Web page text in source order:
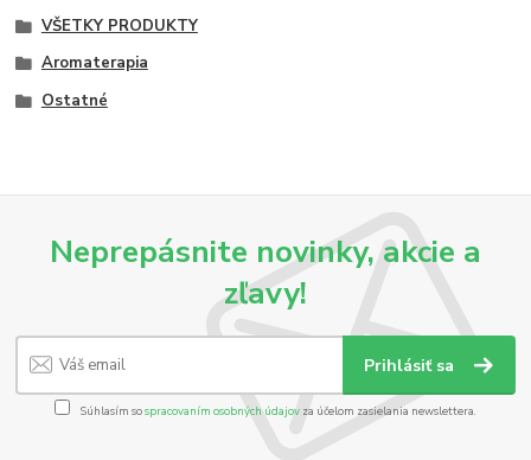
VŠETKY PRODUKTY
Aromaterapia
Ostatné
Neprepásnite novinky, akcie a
zľavy!
Prihlásiť sa
Súhlasím sospracovaním osobných údajov za účelom zasielania newslettera.